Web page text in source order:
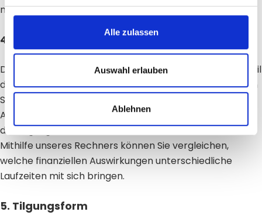
Alle zulassen
Auswahl erlauben
Ablehnen
mit aufnehmen.
4. Finanzierungsdauer
Die Laufzeit des Projektes ist ein wesentlicher Bestandteil
des Darlehens und gibt Auskunft über den Zeitraum, den
Sie haben, um die Darlehenssumme zurück an die
Anleger zu zahlen. Die Dauer entscheidet über die Höhe
der Tilgungs- und Zinssumme, die Sie zu zahlen haben.
Mithilfe unseres Rechners können Sie vergleichen,
welche finanziellen Auswirkungen unterschiedliche
Laufzeiten mit sich bringen.
5. Tilgungsform